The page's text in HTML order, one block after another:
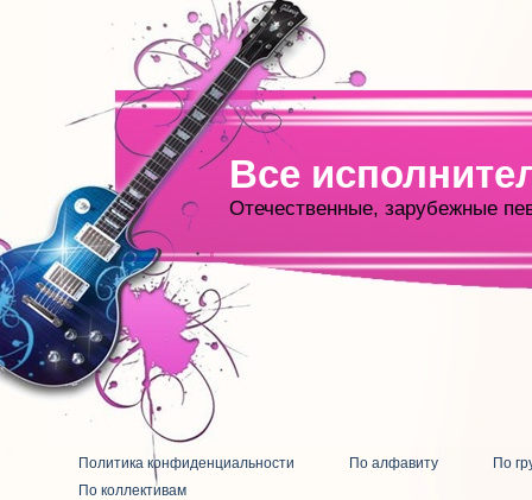
Все
Отечественные, зарубежные
Политика конфиденциальности По алфавиту
По
По коллективам